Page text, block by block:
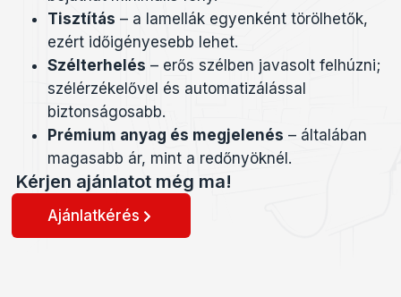
Tisztítás – a lamellák egyenként törölhetők,
ezért időigényesebb lehet.
Szélterhelés – erős szélben javasolt felhúzni;
szélérzékelővel és automatizálással
biztonságosabb.
Prémium anyag és megjelenés – általában
magasabb ár, mint a redőnyöknél.
Kérjen ajánlatot még ma!
Ajánlatkérés